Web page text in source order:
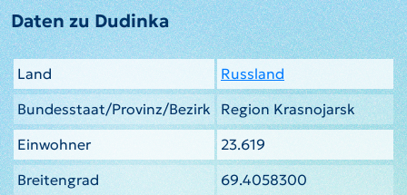
Daten zu Dudinka
Land
Russland
Bundesstaat/Provinz/Bezirk Region Krasnojarsk
Einwohner
23.619
Breitengrad
69.4058300